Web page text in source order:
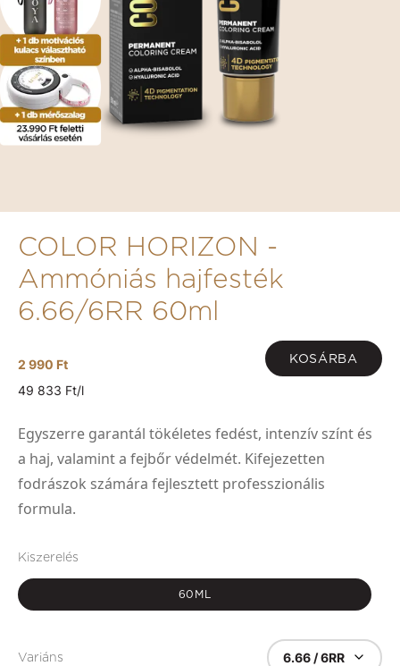
COLOR HORIZON -
Ammóniás hajfesték
6.66/6RR 60ml
2 990 Ft KOSÁRBA
49 833 Ft/l
Egyszerre garantál tökéletes fedést, intenzív színt és
a haj, valamint a fejbőr védelmét. Kifejezetten
fodrászok számára fejlesztett professzionális
formula.
Kiszerelés
60ML
Variáns 6.66 / 6RR